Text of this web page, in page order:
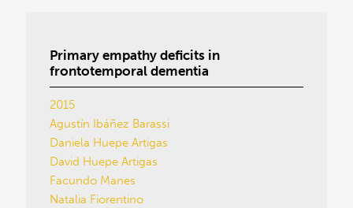
Primary empathy deficits in
frontotemporal dementia
2015
Agustín Ibáñez Barassi
Daniela Huepe Artigas
David Huepe Artigas
Facundo Manes
Natalia Fiorentino